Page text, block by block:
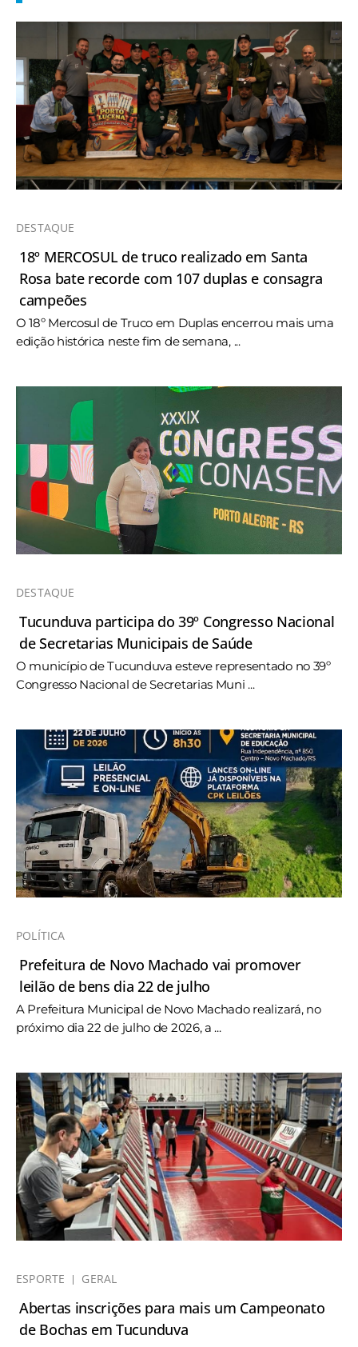
DESTAQUE
18º MERCOSUL de truco realizado em Santa
Rosa bate recorde com 107 duplas e consagra
campeões
O 18º Mercosul de Truco em Duplas encerrou mais uma
edição histórica neste fim de semana, ...
DESTAQUE
Tucunduva participa do 39º Congresso Nacional
de Secretarias Municipais de Saúde
O município de Tucunduva esteve representado no 39º
Congresso Nacional de Secretarias Muni ...
POLÍTICA
Prefeitura de Novo Machado vai promover
leilão de bens dia 22 de julho
A Prefeitura Municipal de Novo Machado realizará, no
próximo dia 22 de julho de 2026, a ...
ESPORTE GERAL
Abertas inscrições para mais um Campeonato
de Bochas em Tucunduva